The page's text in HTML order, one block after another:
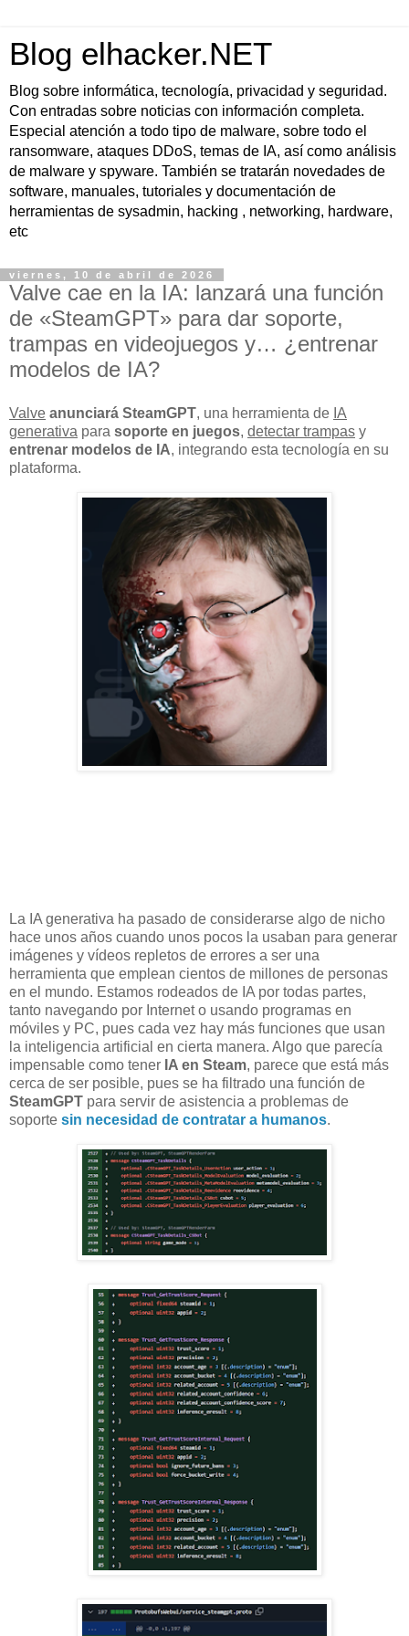
Blog elhacker.NET
Blog sobre informática, tecnología, privacidad y seguridad.
Con entradas sobre noticias con información completa.
Especial atención a todo tipo de malware, sobre todo el
ransomware, ataques DDoS, temas de IA, así como análisis
de malware y spyware. También se tratarán novedades de
software, manuales, tutoriales y documentación de
herramientas de sysadmin, hacking , networking, hardware,
etc
viernes, 10 de abril de 2026
Valve cae en la IA: lanzará una función
de «SteamGPT» para dar soporte,
trampas en videojuegos y… ¿entrenar
modelos de IA?
Valve anunciará SteamGPT, una herramienta de IA
generativa para soporte en juegos, detectar trampas y
entrenar modelos de IA, integrando esta tecnología en su
plataforma.
La IA generativa ha pasado de considerarse algo de nicho
hace unos años cuando unos pocos la usaban para generar
imágenes y vídeos repletos de errores a ser una
herramienta que emplean cientos de millones de personas
en el mundo. Estamos rodeados de IA por todas partes,
tanto navegando por Internet o usando programas en
móviles y PC, pues cada vez hay más funciones que usan
la inteligencia artificial en cierta manera. Algo que parecía
impensable como tener IA en Steam, parece que está más
cerca de ser posible, pues se ha filtrado una función de
SteamGPT para servir de asistencia a problemas de
soporte sin necesidad de contratar a humanos.